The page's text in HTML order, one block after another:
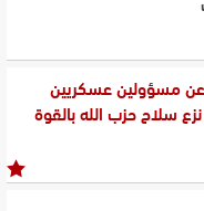
مسؤولين عسكريين
سلاح حزب الله بالقوة